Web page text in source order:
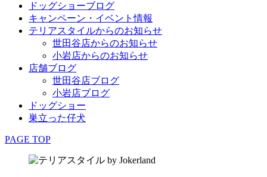
ドッグショーブログ
キャンペーン・イベント情報
テリアスタイルからのお知らせ
世田谷店からのお知らせ
小岩店からのお知らせ
店舗ブログ
世田谷店ブログ
小岩店ブログ
ドッグショー
巣立った仔犬
PAGE TOP